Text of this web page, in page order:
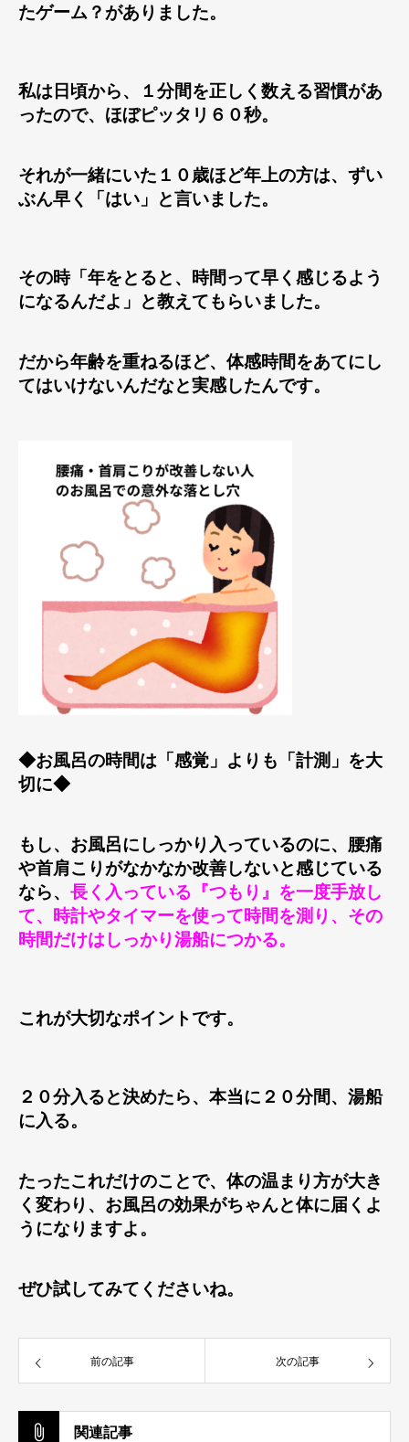
たゲーム？がありました。
私は日頃から、１分間を正しく数える習慣があ
ったので、ほぼピッタリ６０秒。
それが一緒にいた１０歳ほど年上の方は、ずい
ぶん早く「はい」と言いました。
その時「年をとると、時間って早く感じるよう
になるんだよ」と教えてもらいました。
だから年齢を重ねるほど、体感時間をあてにし
てはいけないんだなと実感したんです。
◆お風呂の時間は「感覚」よりも「計測」を大
切に◆
もし、お風呂にしっかり入っているのに、腰痛
や首肩こりがなかなか改善しないと感じている
なら、 長く入っている『つもり』を一度手放し
て、時計やタイマーを使って時間を測り、その
時間だけはしっかり湯船につかる。
これが大切なポイントです。
２０分入ると決めたら、本当に２０分間、湯船
に入る。
たったこれだけのことで、体の温まり方が大き
く変わり、お風呂の効果がちゃんと体に届くよ
うになりますよ。
ぜひ試してみてくださいね。
前の記事 次の記事
関連記事